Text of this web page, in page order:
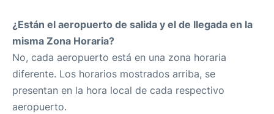
¿Están el aeropuerto de salida y el de llegada en la
misma Zona Horaria?
No, cada aeropuerto está en una zona horaria
diferente. Los horarios mostrados arriba, se
presentan en la hora local de cada respectivo
aeropuerto.